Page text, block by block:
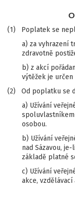
(1) Poplatek se
a) za vyhrazení
zdravotně
b) z akcí
výtěžek je
(2) Od poplatku se
a) Užívání
osobou.
b) Užívání
nad Sázavou,
základě platné
c) Užívání
akce,